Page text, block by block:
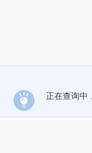
正在查询中